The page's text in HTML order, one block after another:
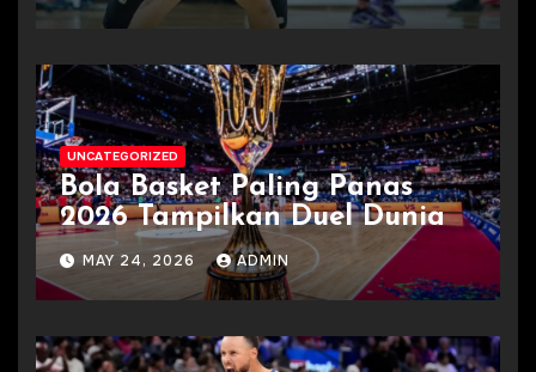
UNCATEGORIZED
Bola Basket Paling Panas
2026 Tampilkan Duel Dunia
MAY 24, 2026 ADMIN